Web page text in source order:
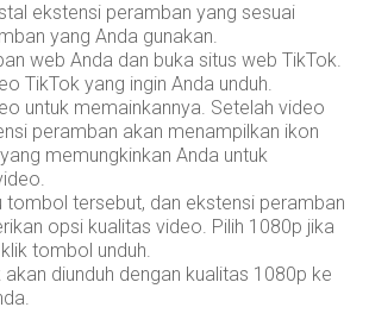
ekstensi peramban yang sesuai
yang Anda gunakan.
web Anda dan buka situs web TikTok.
TikTok yang ingin Anda unduh.
untuk memainkannya. Setelah video
peramban akan menampilkan ikon
memungkinkan Anda untuk
tombol tersebut, dan ekstensi peramban
opsi kualitas video. Pilih 1080p jika
tombol unduh.
diunduh dengan kualitas 1080p ke